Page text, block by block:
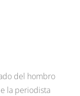
del hombro
la periodista